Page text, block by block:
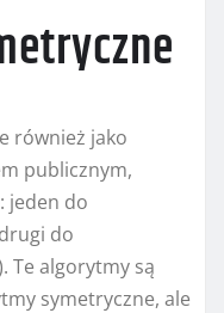
również jako
publicznym,
jeden do
do
Te algorytmy są
symetryczne, ale